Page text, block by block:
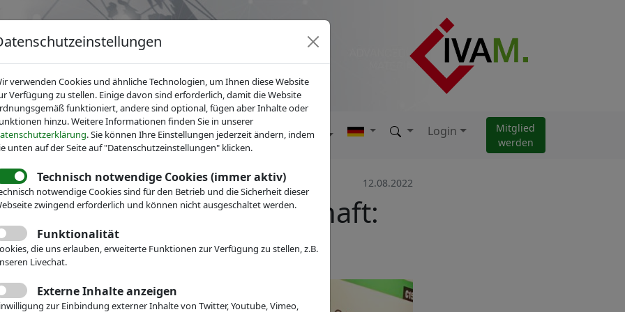
News Dienstleistungen Fachgruppen Über IVAM Login
Mitglied
werden
12.08.2022
Mikrotechnik News Pressemitteilungen
Netzwerkpartnerschaft:
EPIC und IVAM
verwenden Cookies und ähnliche Technologien, um Ihnen diese Website
Verfügung zu stellen. Einige davon sind erforderlich, damit die Website
funktioniert, andere sind optional, fügen aber Inhalte oder
hinzu. Weitere Informationen finden Sie in unserer
. Sie können Ihre Einstellungen jederzeit ändern, indem
unten auf der Seite auf "Datenschutzeinstellungen" klicken.
Technisch notwendige Cookies (immer aktiv)
notwendige Cookies sind für den Betrieb und die Sicherheit dieser
zwingend erforderlich und können nicht ausgeschaltet werden.
Funktionalität
die uns erlauben, erweiterte Funktionen zur Verfügung zu stellen, z.B.
Livechat.
Externe Inhalte anzeigen
zur Einbindung externer Inhalte von Twitter, Youtube, Vimeo,